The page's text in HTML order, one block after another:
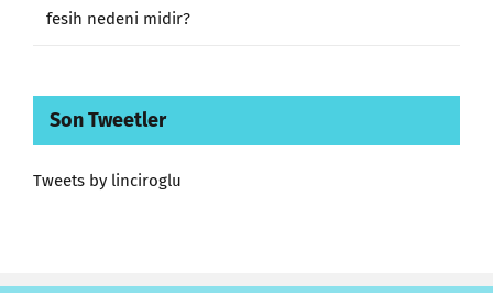
fesih nedeni midir?
Son Tweetler
Tweets by linciroglu